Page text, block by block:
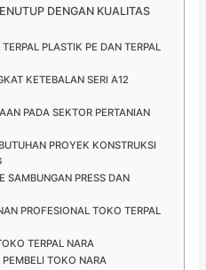
DENGAN KUALITAS
PLASTIK PE DAN TERPAL
KETEBALAN SERI A12
PADA SEKTOR PERTANIAN
PROYEK KONSTRUKSI
SAMBUNGAN PRESS DAN
PROFESIONAL TOKO TERPAL
TERPAL NARA
TOKO NARA